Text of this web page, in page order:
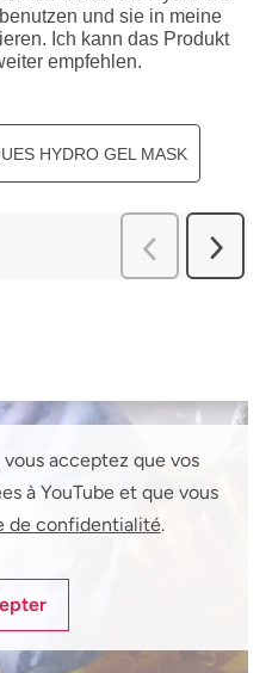
und sie in meine
Ich kann das Produkt
empfehlen.
HYDRO GEL MASK
PrécédentSuivant
avis
acceptez que vos
à YouTube et que vous
de confidentialité.